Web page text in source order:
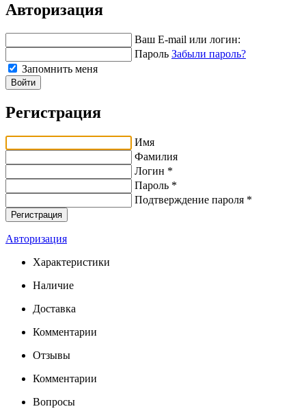
Авторизация
Ваш E-mail или логин:
Пароль Забыли пароль?
Запомнить меня
Войти
Регистрация
Имя
Фамилия
Логин *
Пароль *
Подтверждение пароля *
Авторизация
Характеристики
Наличие
Доставка
Комментарии
Отзывы
Комментарии
Вопросы